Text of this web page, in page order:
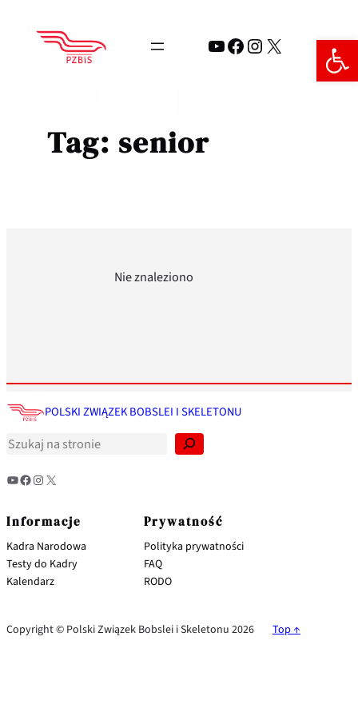
YouTube
Facebook
Instagram
X
Tag: senior
Nie znaleziono
POLSKI ZWIĄZEK BOBSLEI I SKELETONU
S
z
k
jYouTube Facebook Instagram X
Informacje
Kadra Narodowa
Testy do Kadry
Kalendarz
Prywatność
Polityka prywatności
FAQ
RODO
Copyright © Polski Związek Bobslei i Skeletonu 2026 Top ↑